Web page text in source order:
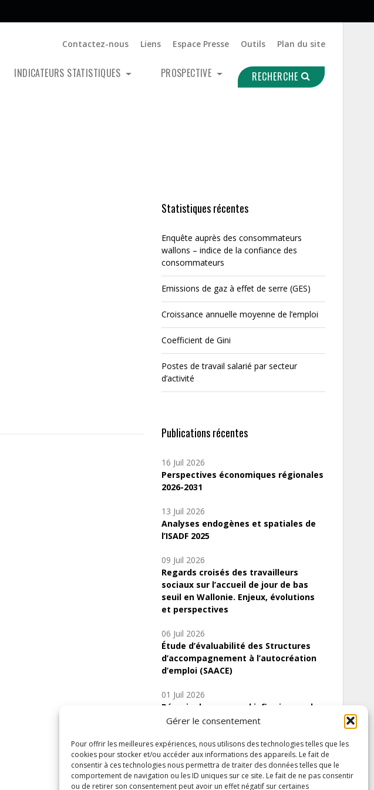
Gérer le consentement
Pour offrir les meilleures expériences, nous utilisons des technologies telles que les
cookies pour stocker et/ou accéder aux informations des appareils. Le fait de
consentir à ces technologies nous permettra de traiter des données telles que le
comportement de navigation ou les ID uniques sur ce site. Le fait de ne pas consentir
ou de retirer son consentement peut avoir un effet négatif sur certaines
Contactez-nous Liens Espace Presse Outils Plan du site
INDICATEURS STATISTIQUES PROSPECTIVE RECHERCHE
Statistiques récentes
Enquête auprès des consommateurs
wallons – indice de la confiance des
consommateurs
Emissions de gaz à effet de serre (GES)
Croissance annuelle moyenne de l’emploi
Coefficient de Gini
Postes de travail salarié par secteur
d’activité
Publications récentes
16 Juil 2026
Perspectives économiques régionales
2026-2031
13 Juil 2026
Analyses endogènes et spatiales de
l’ISADF 2025
09 Juil 2026
Regards croisés des travailleurs
sociaux sur l’accueil de jour de bas
seuil en Wallonie. Enjeux, évolutions
et perspectives
06 Juil 2026
Étude d’évaluabilité des Structures
d’accompagnement à l’autocréation
d’emploi (SAACE)
01 Juil 2026
Pénurie du personnel infirmier :quels
indicateurs d’offre de soins pour
Inscrivez-vous à notre newsletter